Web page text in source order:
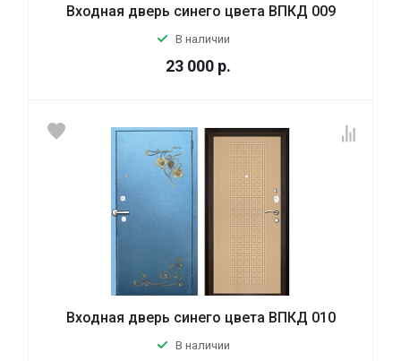
Входная дверь синего цвета ВПКД 009
В наличии
23 000 р.
Входная дверь синего цвета ВПКД 010
В наличии